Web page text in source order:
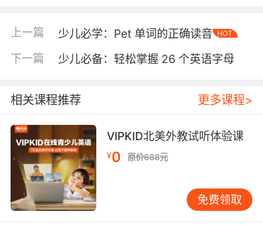
来加深认识。 绑定：在科技领域，Bound常常用
于描述软件或硬件的绑定关系。例如，“The
printer is bound to the computer”意为“打印机
与电脑绑定”。这里的“Bound”表示一种技术上的
用于描述某种限制或约束。例如，“The
company is bound by strict regulations”意为
“公司受到严格法规的限制”。这里的“Bound”表示
一种法律或规则上的约束。 跳跃：在体育或动物
行为中，Bound常常用于描述某种跳跃动作。例
如，“The athlete bounded over the hurdle”意
为“运动员跨过了栏架”。这里的“Bound”表示一种
快速、有力的跳跃。 注定：在预测或命运中，
Bound常常用于描述某种必然性。例如，“She is
上一篇 少儿必学：Pet 单词的正确读音 HOT
下一篇 少儿必备：轻松掌握 26 个英语字母
相关课程推荐 更多课程>
VIPKID北美外教试听体验课
¥0 原价688元
免费领取